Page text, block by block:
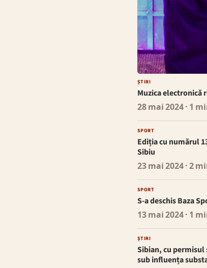
ȘTIRI
Muzica electronică
28 mai 2024· 1
SPORT
Ediția cu numărul
Sibiu
23 mai 2024· 2
SPORT
S-a deschis Baza
13 mai 2024· 1
ȘTIRI
Sibian, cu
sub influența